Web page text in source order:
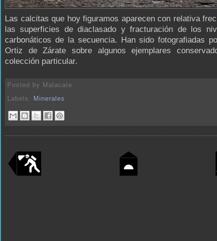
Las calcitas que hoy figuramos aparecen con relativa
las superficies de diaclasado y fracturación de los
carbonáticos de la secuencia. Han sido fotografiadas
Ortiz de Zárate sobre algunos ejemplares
colección particular.
Posted by Malacate
Labels:
Minerales